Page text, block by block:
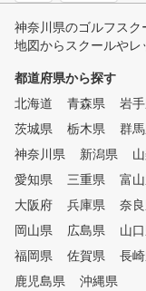
神奈川県のゴルフス
地図からスクールやレ
都道府県から探す
北海道
青森県 岩
茨城県
栃木県 群
神奈川県
新潟県
愛知県
三重県 富
大阪府
兵庫県 奈
岡山県
広島県 山
福岡県
佐賀県 長
鹿児島県
沖縄県